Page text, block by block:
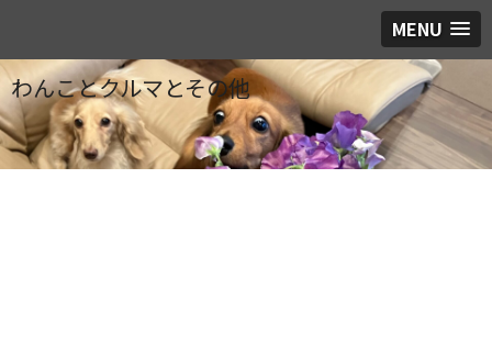
MENU
わんことクルマとその他